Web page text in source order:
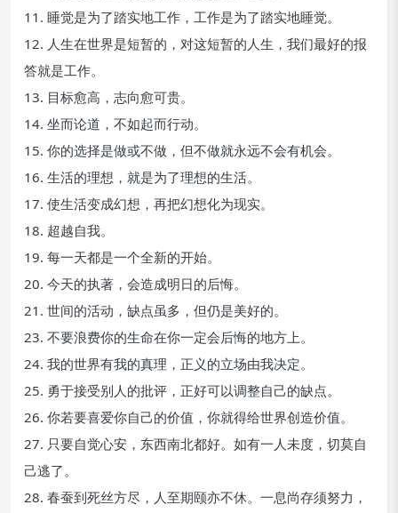
11. 睡觉是为了踏实地工作，工作是为了踏实地睡觉。
12. 人生在世界是短暂的，对这短暂的人生，我们最好的报
答就是工作。
13. 目标愈高，志向愈可贵。
14. 坐而论道，不如起而行动。
15. 你的选择是做或不做，但不做就永远不会有机会。
16. 生活的理想，就是为了理想的生活。
17. 使生活变成幻想，再把幻想化为现实。
18. 超越自我。
19. 每一天都是一个全新的开始。
20. 今天的执著，会造成明日的后悔。
21. 世间的活动，缺点虽多，但仍是美好的。
23. 不要浪费你的生命在你一定会后悔的地方上。
24. 我的世界有我的真理，正义的立场由我决定。
25. 勇于接受别人的批评，正好可以调整自己的缺点。
26. 你若要喜爱你自己的价值，你就得给世界创造价值。
27. 只要自觉心安，东西南北都好。如有一人未度，切莫自
己逃了。
28. 春蚕到死丝方尽，人至期颐亦不休。一息尚存须努力，